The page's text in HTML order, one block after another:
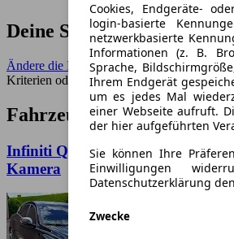
Cookies, Endgeräte-
login-basierte
netzwerkbasierte
Informationen (z. B.
Sprache,
Ihrem Endgerät
um es jedes Mal
einer Webseite aufruft.
der hier aufgeführten
Sie können Ihre
Einwilligungen
Datenschutzerklärung
Zwecke
Deine Suche ergab keine
Ändere die Filter- Benutze einen größeren
Kriterien oder entferne seltene Merkmale.
Fahrzeuge ähnlich zur
Infiniti Q30 2.0t DCT AWD Sport
Kamera